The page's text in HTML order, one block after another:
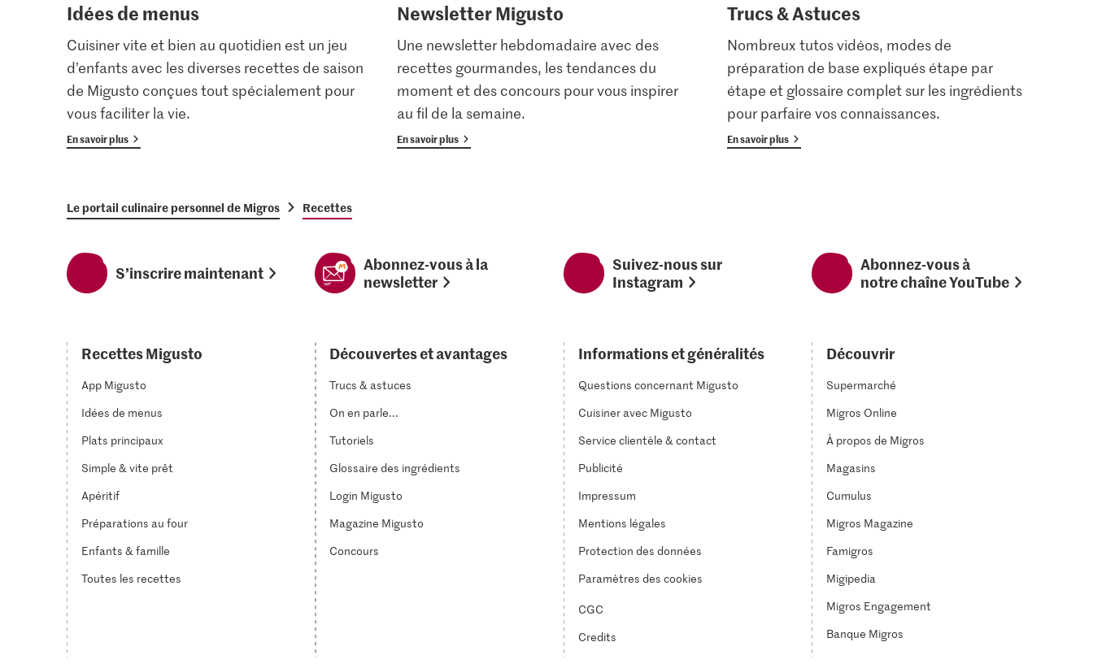
Idées de menus
Cuisiner vite et bien au quotidien est un jeu
d’enfants avec les diverses recettes de saison
de Migusto conçues tout spécialement pour
vous faciliter la vie.
En savoir plus
Newsletter Migusto
Une newsletter hebdomadaire avec des
recettes gourmandes, les tendances du
moment et des concours pour vous inspirer
au fil de la semaine.
En savoir plus
Trucs & Astuces
Nombreux tutos vidéos, modes de
préparation de base expliqués étape par
étape et glossaire complet sur les ingrédients
pour parfaire vos connaissances.
En savoir plus
Le portail culinaire personnel de Migros Recettes
S’inscrire maintenant
Abonnez-vous à la
newsletter
Suivez-nous sur
Instagram
Abonnez-vous à
notre chaîne YouTube
Recettes Migusto
App Migusto
Idées de menus
Plats principaux
Simple & vite prêt
Apéritif
Préparations au four
Enfants & famille
Toutes les recettes
Découvertes et avantages
Trucs & astuces
On en parle...
Tutoriels
Glossaire des ingrédients
Login Migusto
Magazine Migusto
Concours
Informations et généralités
Questions concernant Migusto
Cuisiner avec Migusto
Service clientèle & contact
Publicité
Impressum
Mentions légales
Protection des données
Paramètres des cookies
CGC
Credits
Découvrir
Supermarché
Migros Online
À propos de Migros
Magasins
Cumulus
Migros Magazine
Famigros
Migipedia
Migros Engagement
Banque Migros